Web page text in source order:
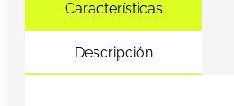
Características
Descripción